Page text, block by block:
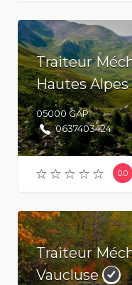
Traiteur
Hautes Alpes
05000 GAP
0637403424
0.0
Traiteur
Vaucluse